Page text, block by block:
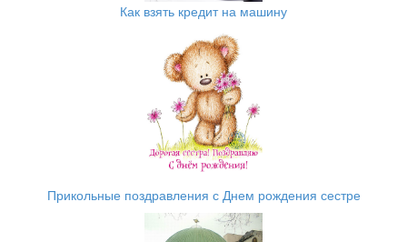
Как взять кредит на машину
Прикольные поздравления с Днем рождения сестре